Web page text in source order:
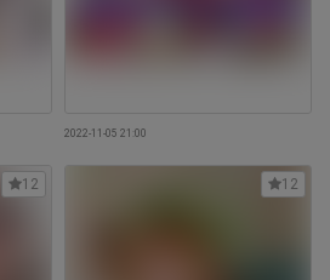
2022-11-05 21:00
12 12